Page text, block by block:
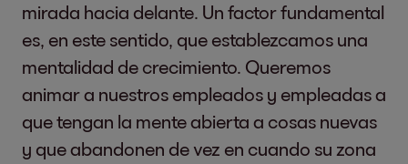
mirada hacia delante. Un factor fundamental
es, en este sentido, que establezcamos una
mentalidad de crecimiento. Queremos
animar a nuestros empleados y empleadas a
que tengan la mente abierta a cosas nuevas
y que abandonen de vez en cuando su zona